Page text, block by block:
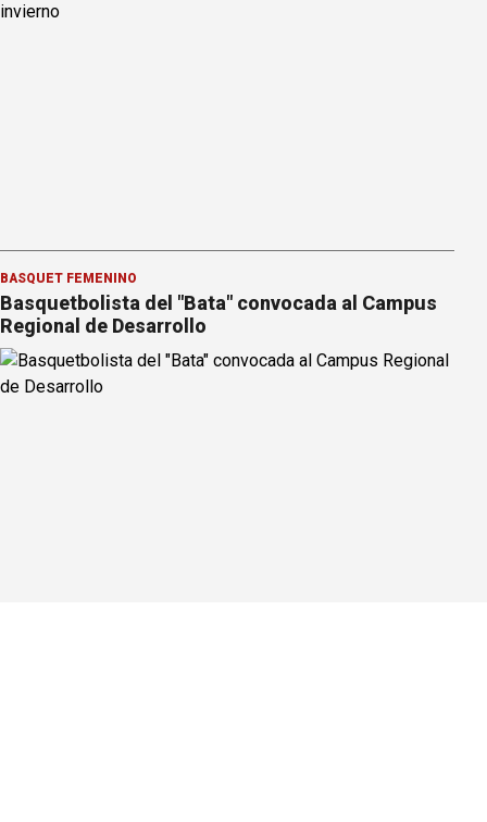
BÁSQUET FEMENINO
Basquetbolista del "Bata" convocada al Campus
Regional de Desarrollo